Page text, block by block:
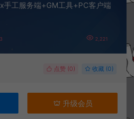
手工服务端+GM工具+PC客户端
2,221
点赞 (0) 收藏 (0)
升级会员